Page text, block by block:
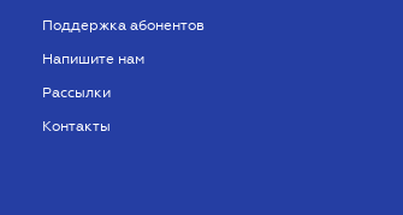
Поддержка абонентов
Напишите нам
Рассылки
Контакты